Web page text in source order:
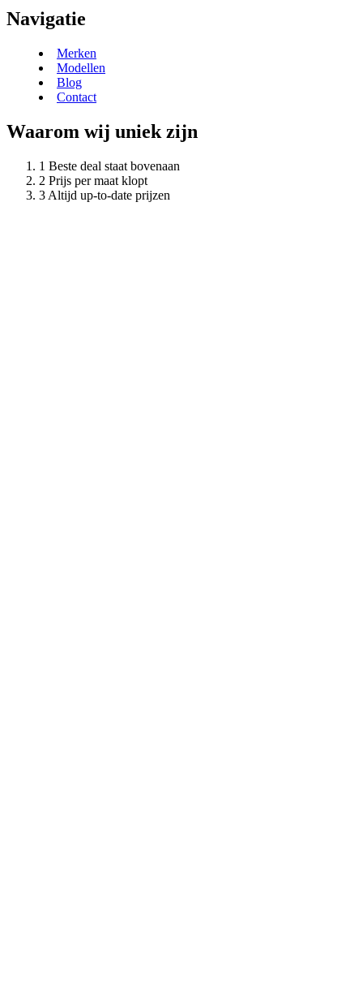
Navigatie
Merken
Modellen
Blog
Contact
Waarom wij uniek zijn
Beste deal staat bovenaan
Prijs per maat klopt
Altijd up-to-date prijzen